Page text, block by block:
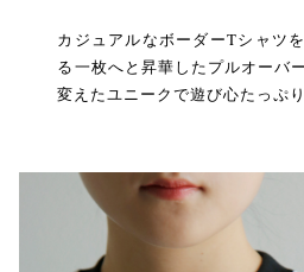
カジュアルなボーダーTシャツ
る一枚へと昇華したプルオーバ
変えたユニークで遊び心たっぷ